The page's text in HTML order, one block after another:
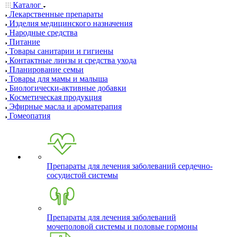
Каталог
Лекарственные препараты
Изделия медицинского назначения
Народные средства
Питание
Товары санитарии и гигиены
Контактные линзы и средства ухода
Планирование семьи
Товары для мамы и малыша
Биологически-активные добавки
Косметическая продукция
Эфирные масла и ароматерапия
Гомеопатия
Препараты для лечения заболеваний сердечно-
сосудистой системы
Препараты для лечения заболеваний
мочеполовой системы и половые гормоны